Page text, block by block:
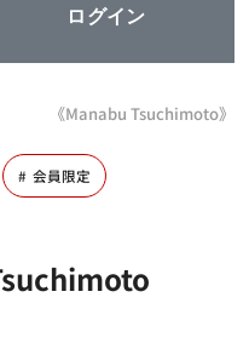
ログイン
《Manabu Tsuchimoto》
会員限定